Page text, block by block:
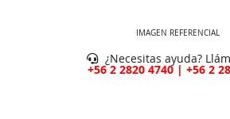
IMAGEN REFERENCIAL
¿Necesitas ayuda?
+56 2 2820 4740 | +56 2